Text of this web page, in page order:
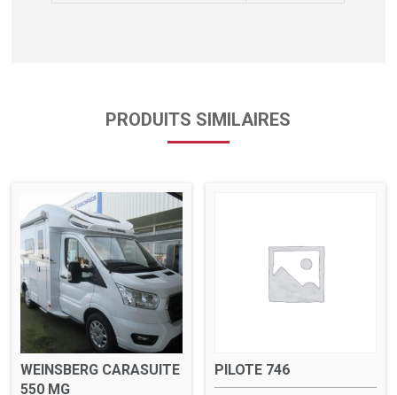
PRODUITS SIMILAIRES
WEINSBERG CARASUITE
550 MG
PILOTE 746